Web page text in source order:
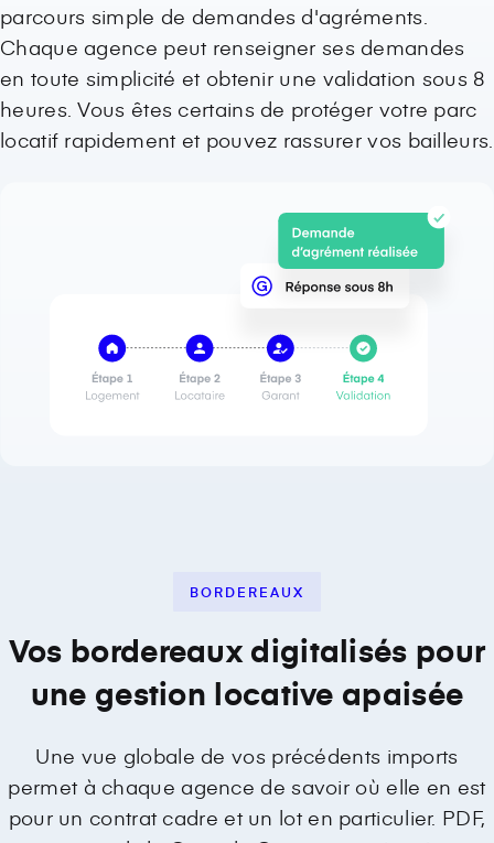
parcours simple de demandes d'agréments.
Chaque agence peut renseigner ses demandes
en toute simplicité et obtenir une validation sous 8
heures. Vous êtes certains de protéger votre parc
locatif rapidement et pouvez rassurer vos bailleurs.
BORDEREAUX
Vos bordereaux digitalisés pour
une gestion locative apaisée
Une vue globale de vos précédents imports
permet à chaque agence de savoir où elle en est
pour un contrat cadre et un lot en particulier. PDF,